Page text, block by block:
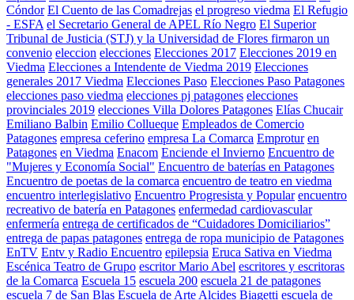
Cóndor El Cuento de las Comadrejas el progreso viedma El Refugio
- ESFA el Secretario General de APEL Río Negro El Superior
Tribunal de Justicia (STJ) y la Universidad de Flores firmaron un
convenio eleccion elecciones Elecciones 2017 Elecciones 2019 en
Viedma Elecciones a Intendente de Viedma 2019 Elecciones
generales 2017 Viedma Elecciones Paso Elecciones Paso Patagones
elecciones paso viedma elecciones pj patagones elecciones
provinciales 2019 elecciones Villa Dolores Patagones Elías Chucair
Emiliano Balbin Emilio Collueque Empleados de Comercio
Patagones empresa ceferino empresa La Comarca Emprotur en
Patagones en Viedma Enacom Enciende el Invierno Encuentro de
"Mujeres y Economía Social" Encuentro de baterías en Patagones
Encuentro de poetas de la comarca encuentro de teatro en viedma
encuentro interlegislativo Encuentro Progresista y Popular encuentro
recreativo de batería en Patagones enfermedad cardiovascular
enfermería entrega de certificados de “Cuidadores Domiciliarios”
entrega de papas patagones entrega de ropa municipio de Patagones
EnTV Entv y Radio Encuentro epilepsia Eruca Sativa en Viedma
Escénica Teatro de Grupo escritor Mario Abel escritores y escritoras
de la Comarca Escuela 15 escuela 200 escuela 21 de patagones
escuela 7 de San Blas Escuela de Arte Alcides Biagetti escuela de